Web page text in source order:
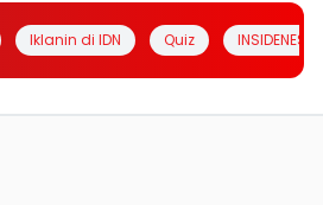
Iklanin di IDN Quiz INSIDENESIA